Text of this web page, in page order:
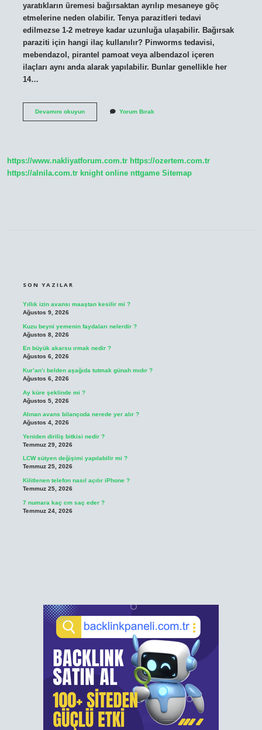
yaratıkların üremesi bağırsaktan ayrılıp mesaneye göç
etmelerine neden olabilir. Tenya parazitleri tedavi
edilmezse 1-2 metreye kadar uzunluğa ulaşabilir. Bağırsak
paraziti için hangi ilaç kullanılır? Pinworms tedavisi,
mebendazol, pirantel pamoat veya albendazol içeren
ilaçları aynı anda alarak yapılabilir. Bunlar genellikle her
14…
Devamını okuyunTenya
Yorum Bırak
https://www.nakliyatforum.com.tr https://ozertem.com.tr
https://alnila.com.tr knight online nttgame Sitemap
SON YAZILAR
Yıllık izin avansı maaştan kesilir mi ?
Ağustos 9, 2026
Kuzu beyni yemenin faydaları nelerdir ?
Ağustos 8, 2026
En büyük akarsu ırmak nedir ?
Ağustos 6, 2026
Kur’an’ı belden aşağıda tutmak günah mıdır ?
Ağustos 6, 2026
Ay küre şeklinde mi ?
Ağustos 5, 2026
Alınan avans bilançoda nerede yer alır ?
Ağustos 4, 2026
Yeniden diriliş bitkisi nedir ?
Temmuz 29, 2026
LCW sütyen değişimi yapılabilir mi ?
Temmuz 25, 2026
Kilitlenen telefon nasıl açılır iPhone ?
Temmuz 25, 2026
7 numara kaç cm saç eder ?
Temmuz 24, 2026